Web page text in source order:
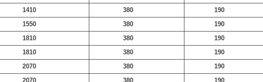
1410 380 190
1550 380 190
1810 380 190
1810 380 190
2070 380 190
2070 380 190